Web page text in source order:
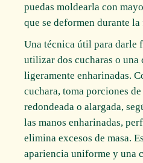
puedas moldearla con
que se deformen durante
Una técnica útil para darle
utilizar dos cucharas o una
ligeramente enharinadas.
cuchara, toma porciones
redondeada o alargada,
las manos enharinadas,
elimina excesos de masa.
apariencia uniforme y una